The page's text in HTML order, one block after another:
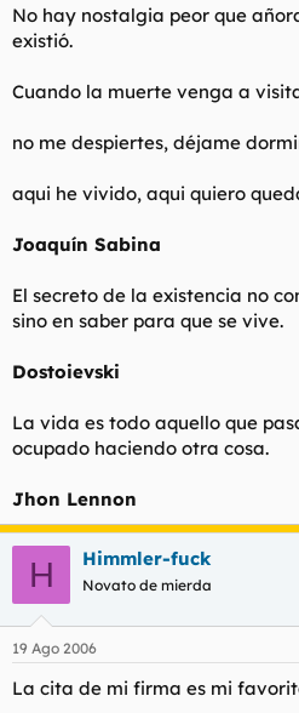
No hay nostalgia peor que
existió.
Cuando la muerte venga a
no me despiertes, déjame
aqui he vivido, aqui quiero
Joaquín Sabina
El secreto de la existencia no
sino en saber para que se vive.
Dostoievski
La vida es todo aquello que
ocupado haciendo otra cosa.
Jhon Lennon
H Himmler-fuck
Novato de mierda
19 Ago 2006
La cita de mi firma es mi